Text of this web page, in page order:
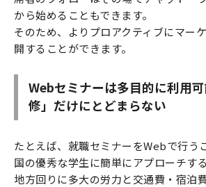
から始めることもできます。
そのため、よりプロアクティブにマー
開することができます。
Webセミナーは多目的に利用
修」だけにとどまらない
たとえば、就職セミナーをWebで行う
国の優秀な学生に簡単にアプローチす
地方回りに多大の労力と交通費・宿泊